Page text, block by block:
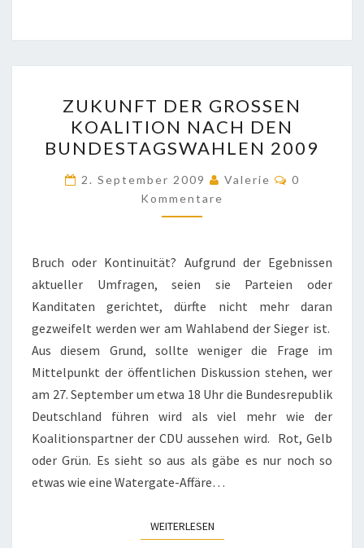
DER
GROSSEN K
OALITION N
ACH D
EN B
UNDESTAGSWAHLEN 2
ZUKUNFT DER GROSSEN K
OALITION NACH DEN B
UNDESTAGSWAHLEN 2009
2. September 2009 Valerie
0
Kommentare
Bruch oder Kontinuität? Aufgrund der Egebnissen
aktueller Umfragen, seien sie Parteien oder
Kanditaten gerichtet, dürfte nicht mehr daran
gezweifelt werden wer am Wahlabend der Sieger ist.
Aus diesem Grund, sollte weniger die Frage im
Mittelpunkt der öffentlichen Diskussion stehen, wer
am 27. September um etwa 18 Uhr die Bundesrepublik
Deutschland führen wird als viel mehr wie der
Koalitionspartner der CDU aussehen wird. Rot, Gelb
oder Grün. Es sieht so aus als gäbe es nur noch so
etwas wie eine Watergate-Affäre…
WEITERLESENWEITERLESEN